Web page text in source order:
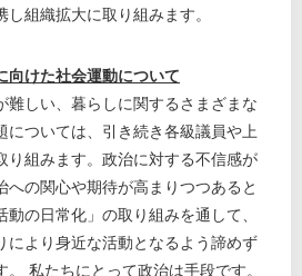
組織拡大に取り組みます。
けた社会運動について
しい、暮らしに関するさまざまな
については、引き続き各級議員や上
り組みます。政治に対する不信感が
への関心や期待が高まりつつあると
の日常化」の取り組みを通して、
により身近な活動となるよう諦めず
私たちにとって政治は手段です。